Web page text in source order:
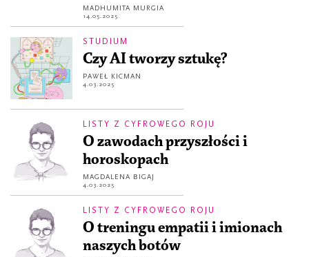
MADHUMITA MURGIA
14.05.2025
STUDIUM
Czy AI tworzy sztukę?
PAWEŁ KICMAN
4.03.2025
LISTY Z CYFROWEGO ROJU
O zawodach przyszłości i
horoskopach
MAGDALENA BIGAJ
4.03.2025
LISTY Z CYFROWEGO ROJU
O treningu empatii i imionach
naszych botów